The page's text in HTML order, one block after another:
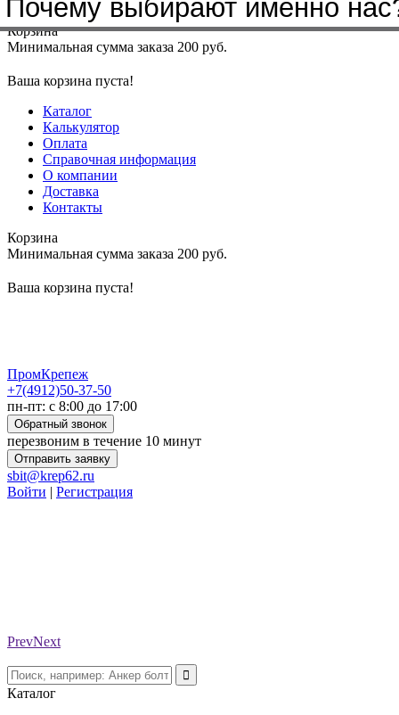
Меню+7(4912)50-37-50sbit@krep62.ru
Корзина
Минимальная сумма заказа 200 руб.
Ваша корзина пуста!
Каталог
Калькулятор
Оплата
Справочная информация
О компании
Доставка
Контакты
Корзина
Минимальная сумма заказа 200 руб.
Ваша корзина пуста!
ПромКрепеж
+7(4912)50-37-50
пн-пт: с 8:00 до 17:00
Обратный звонок
перезвоним в течение 10 минут
Отправить заявку
sbit@krep62.ru
Войти | Регистрация
PrevNext
Каталог
Почему выбирают именно